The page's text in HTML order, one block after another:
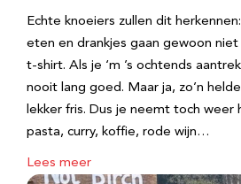
Echte knoeiers zullen dit
eten en drankjes gaan gewoon
t-shirt. Als je ‘m ’s ochtends
nooit lang goed. Maar ja, zo’n
lekker fris. Dus je neemt toch weer
pasta, curry, koffie, rode wijn…
Lees meer